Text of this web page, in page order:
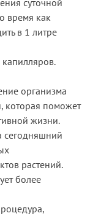
время как
в 1 литре
организма
которая поможет
жизни.
растений.
более